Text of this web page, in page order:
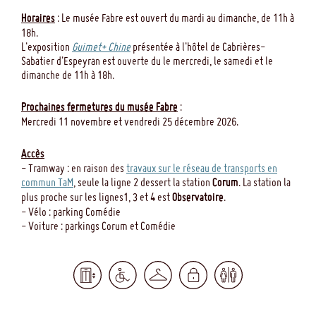
Horaires : Le musée Fabre est ouvert du mardi au dimanche, de 11h à
18h.
L'exposition Guimet+ Chineprésentée à l'hôtel de Cabrières-
Sabatier d'Espeyran est ouverte du le mercredi, le samedi et le
dimanche de 11h à 18h.
Prochaines fermetures du musée Fabre :
Mercredi 11 novembre et vendredi 25 décembre 2026.
Accès
- Tramway : en raison des travaux sur le réseau de transports en
commun TaM , seule la ligne 2 dessert la station Corum. La station la
plus proche sur les lignes1, 3 et 4 estObservatoire.
- Vélo : parking Comédie
- Voiture : parkings Corum et Comédie